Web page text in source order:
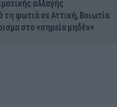
αλλαγής
φωτιά σε Αττική, Βοιωτία
στο «σημείο μηδέν»